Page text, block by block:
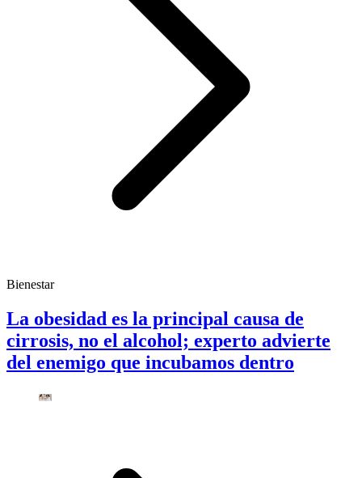
Bienestar
La obesidad es la principal causa de
cirrosis, no el alcohol; experto advierte
del enemigo que incubamos dentro